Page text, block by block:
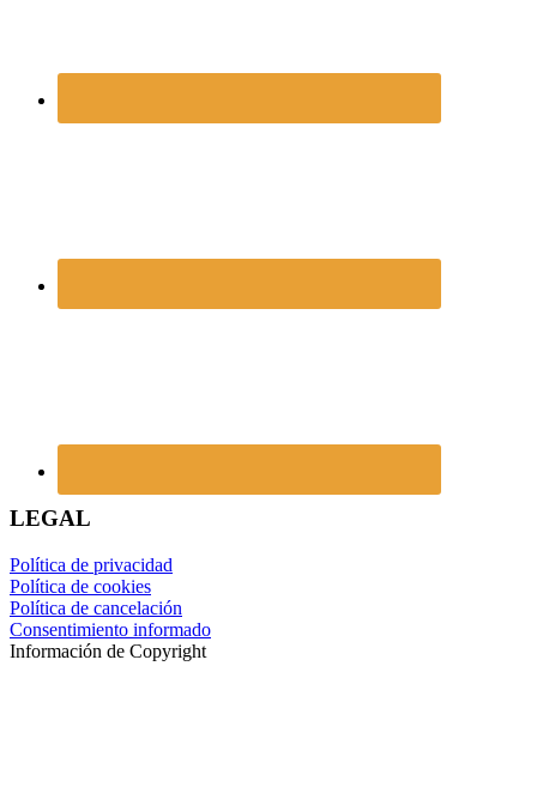
LEGAL
Política de privacidad
Política de cookies
Política de cancelación
Consentimiento informado
Información de Copyright